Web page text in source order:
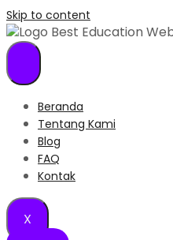
Skip to content
Beranda
Tentang Kami
Blog
FAQ
Kontak
X